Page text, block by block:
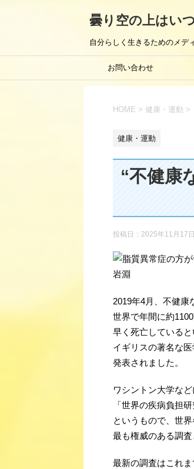
曇り空の上はい
自分らしく生きるためのメデ
お問い合わせ
HOME > 健康・運動 >
健康・運動
“不健康
投稿日： 2025年11月17日
2019年4月、不健康
世界で年間に約
早く死亡していると
イギリスの著名な
発表されました。
ワシントン大学な
「世界の疾病負担
というもので、世
最も権威のある調査
最新の調査はこれま